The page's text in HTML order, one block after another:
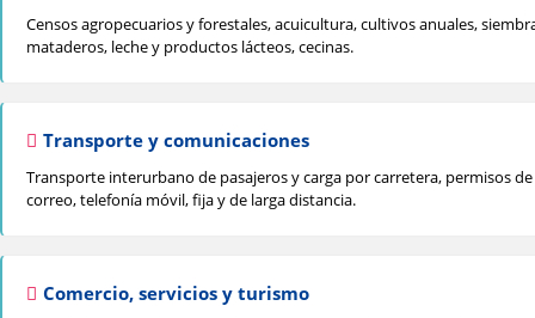
Censos agropecuarios y forestales, acuicultura, cultivos anuales,
mataderos, leche y productos lácteos, cecinas.
Transporte y comunicaciones
Transporte interurbano de pasajeros y carga por carretera, permisos
correo, telefonía móvil, fija y de larga distancia.
Comercio, servicios y turismo